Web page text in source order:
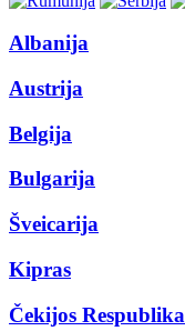
Albanija
Austrija
Belgija
Bulgarija
Šveicarija
Kipras
Čekijos Respublika